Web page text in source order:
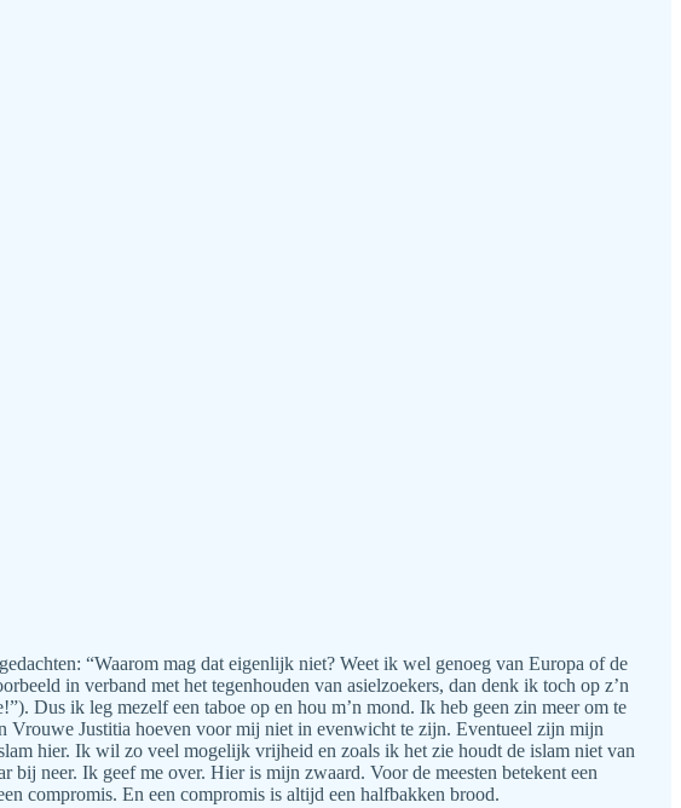
“Waarom mag dat eigenlijk niet? Weet ik wel genoeg van Europa of de
in verband met het tegenhouden van asielzoekers, dan denk ik toch op z’n
Dus ik leg mezelf een taboe op en hou m’n mond. Ik heb geen zin meer om te
Vrouwe Justitia hoeven voor mij niet in evenwicht te zijn. Eventueel zijn mijn
hier. Ik wil zo veel mogelijk vrijheid en zoals ik het zie houdt de islam niet van
neer. Ik geef me over. Hier is mijn zwaard. Voor de meesten betekent een
compromis. En een compromis is altijd een halfbakken brood.